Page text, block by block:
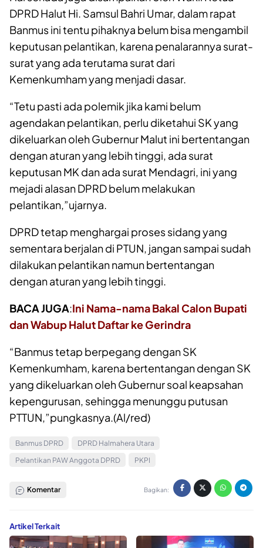
DPRD Halut Hi. Samsul Bahri Umar, dalam rapat
Banmus ini tentu pihaknya belum bisa mengambil
keputusan pelantikan, karena penalarannya surat-
surat yang ada terutama surat dari
Kemenkumham yang menjadi dasar.
“Tetu pasti ada polemik jika kami belum
agendakan pelantikan, perlu diketahui SK yang
dikeluarkan oleh Gubernur Malut ini bertentangan
dengan aturan yang lebih tinggi, ada surat
keputusan MK dan ada surat Mendagri, ini yang
mejadi alasan DPRD belum melakukan
pelantikan,”ujarnya.
DPRD tetap menghargai proses sidang yang
sementara berjalan di PTUN, jangan sampai sudah
dilakukan pelantikan namun bertentangan
dengan aturan yang lebih tinggi.
BACA JUGA:Ini Nama-nama Bakal Calon Bupati
dan Wabup Halut Daftar ke Gerindra
“Banmus tetap berpegang dengan SK
Kemenkumham, karena bertentangan dengan SK
yang dikeluarkan oleh Gubernur soal keapsahan
kepengurusan, sehingga menunggu putusan
PTTUN,”pungkasnya.(Al/red)
Banmus DPRD
DPRD Halmahera Utara
Pelantikan PAW Anggota DPRD
PKPI
Komentar Bagikan:
Artikel Terkait